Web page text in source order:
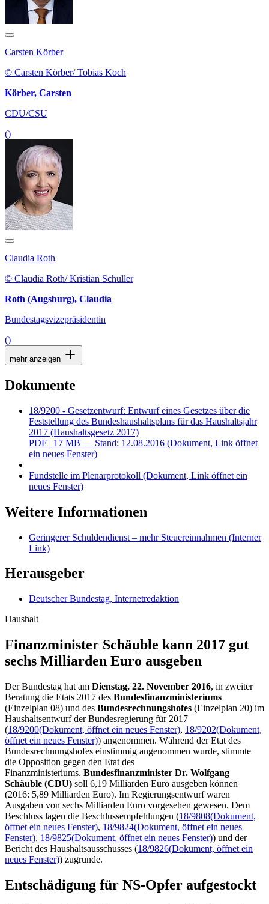
Carsten Körber
© Carsten Körber/ Tobias Koch
Körber, Carsten
CDU/CSU
()
Claudia Roth
© Claudia Roth/ Kristian Schuller
Roth (Augsburg), Claudia
Bundestagsvizepräsidentin
()
mehr anzeigen
Dokumente
18/9200 - Gesetzentwurf: Entwurf eines Gesetzes über die
Feststellung des Bundeshaushaltsplans für das Haushaltsjahr
2017 (Haushaltsgesetz 2017)
PDF | 17 MB — Stand: 12.08.2016 (Dokument, Link öffnet
ein neues Fenster)
Fundstelle im Plenarprotokoll (Dokument, Link öffnet ein
neues Fenster)
Weitere Informationen
Geringerer Schuldendienst – mehr Steuereinnahmen (Interner
Link)
Herausgeber
Deutscher Bundestag, Internetredaktion
Haushalt
Finanzminister Schäuble kann 2017 gut
sechs Milliarden Euro ausgeben
Der Bundestag hat am Dienstag, 22. November 2016, in zweiter
Beratung die Etats 2017 des Bundesfinanzministeriums
(Einzelplan 08) und des Bundesrechnungshofes (Einzelplan 20) im
Haushaltsentwurf der Bundesregierung für 2017
(18/9200(Dokument, öffnet ein neues Fenster), 18/9202(Dokument,
öffnet ein neues Fenster)) angenommen. Während derEtat des
Bundesrechnungshofes einstimmig angenommen wurde, stimmte
die Opposition gegen den Etat des
Finanzministeriums. Bundesfinanzminister Dr. Wolfgang
Schäuble (CDU) soll 6,19 Milliarden Euro ausgeben können
(2016: 5,89 Milliarden Euro). Im Regierungsentwurf waren
Ausgaben von sechs Milliarden Euro vorgesehen gewesen. Dem
Beschluss lagen die Beschlussempfehlungen (18/9808(Dokument,
öffnet ein neues Fenster), 18/9824(Dokument, öffnet ein neues
Fenster), 18/9825(Dokument, öffnet ein neues Fenster)) und der
Bericht des Haushaltsausschusses (18/9826(Dokument, öffnet ein
neues Fenster)) zugrunde.
Entschädigung für NS-Opfer aufgestockt